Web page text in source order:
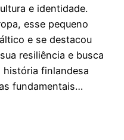
e identidade.
esse pequeno
e se destacou
resiliência e busca
história finlandesa
fundamentais…